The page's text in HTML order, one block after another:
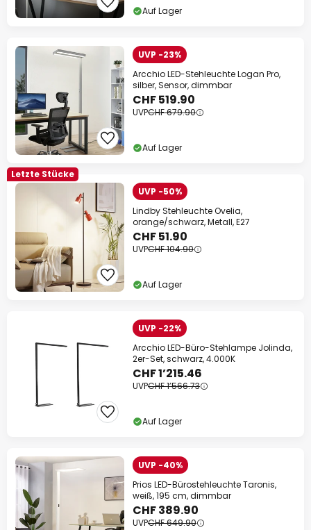
Auf Lager
UVP -23%
Arcchio LED-Stehleuchte Logan Pro,
silber, Sensor, dimmbar
CHF 519.90
UVPCHF 679.90
Auf Lager
Letzte Stücke
UVP -50%
Lindby Stehleuchte Ovelia,
orange/schwarz, Metall, E27
CHF 51.90
UVPCHF 104.90
Auf Lager
UVP -22%
Arcchio LED-Büro-Stehlampe Jolinda,
2er-Set, schwarz, 4.000K
CHF 1’215.46
UVPCHF 1’566.73
Auf Lager
UVP -40%
Prios LED-Bürostehleuchte Taronis,
weiß, 195 cm, dimmbar
CHF 389.90
UVPCHF 649.90